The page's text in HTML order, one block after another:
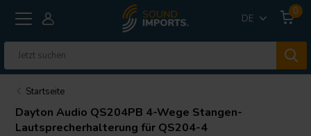
DE
0
Startseite
Dayton Audio QS204PB 4-Wege Stangen-
Lautsprecherhalterung für QS204-4